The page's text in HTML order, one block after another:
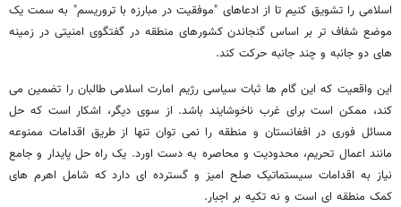
اسلامی را تشویق کنیم تا از ادعاهای "موفقیت در مبارزه با تروریسم" به سمت یک
موضع شفاف تر بر اساس گنجاندن کشورهای منطقه در گفتگوی امنیتی در زمینه
های دو جانبه و چند جانبه حرکت کند.
این واقعیت که این گام ها ثبات سیاسی رژیم امارت اسلامی طالبان را تضمین می
کند، ممکن است برای غرب ناخوشایند باشد. از سوی دیگر، اشکار است که حل
مسائل فوری در افغانستان و منطقه را نمی توان تنها از طریق اقدامات ممنوعه
مانند اعمال تحریم، محدودیت و محاصره به دست اورد. یک راه حل پایدار و جامع
نیاز به اقدامات سیستماتیک صلح امیز و گسترده ای دارد که شامل اهرم های
کمک منطقه ای است و نه تکیه بر اجبار.